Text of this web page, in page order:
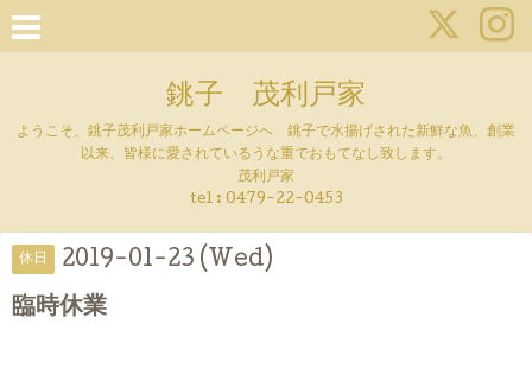
銚子 茂利戸家
ようこそ、銚子茂利戸家ホームページへ 銚子で水揚げされた新鮮な魚、創業
以来、皆様に愛されているうな重でおもてなし致します。
茂利戸家
tel : 0479-22-0453
休日 2019-01-23 (Wed)
臨時休業